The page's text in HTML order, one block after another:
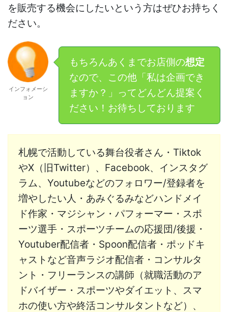
を販売する機会にしたいという方はぜひお持ちく
ださい。
インフォメーシ
ョン
もちろんあくまでお店側の想定
なので、この他「私は企画でき
ますか？」ってどんどん提案く
ださい！お待ちしております
札幌で活動している舞台役者さん・Tiktok
やX（旧Twitter）、Facebook、インスタグ
ラム、Youtubeなどのフォロワー/登録者を
増やしたい人・あみぐるみなどハンドメイ
ド作家・マジシャン・パフォーマー・スポ
ーツ選手・スポーツチームの応援団/後援・
Youtuber配信者・Spoon配信者・ポッドキ
ャストなど音声ラジオ配信者・コンサルタ
ント・フリーランスの講師（就職活動のア
ドバイザー・スポーツやダイエット、スマ
ホの使い方や終活コンサルタントなど）、